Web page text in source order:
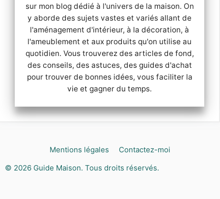
sur mon blog dédié à l'univers de la maison. On
y aborde des sujets vastes et variés allant de
l'aménagement d'intérieur, à la décoration, à
l'ameublement et aux produits qu'on utilise au
quotidien. Vous trouverez des articles de fond,
des conseils, des astuces, des guides d'achat
pour trouver de bonnes idées, vous faciliter la
vie et gagner du temps.
Mentions légales
Contactez-moi
© 2026 Guide Maison. Tous droits réservés.